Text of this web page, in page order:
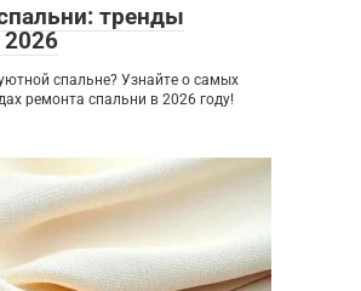
тренды
2026
спальне? Узнайте о самых
ремонта спальни в 2026 году!